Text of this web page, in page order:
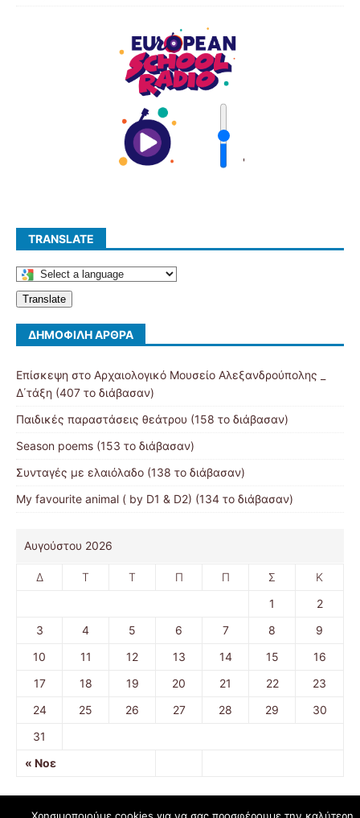
'
TRANSLATE
Translate
ΔΗΜΟΦΙΛΉ ΆΡΘΡΑ
Επίσκεψη στο Αρχαιολογικό Μουσείο Αλεξανδρούπολης _
Δ΄τάξη (407 το διάβασαν)
Παιδικές παραστάσεις θεάτρου (158 το διάβασαν)
Season poems (153 το διάβασαν)
Συνταγές με ελαιόλαδο (138 το διάβασαν)
My favourite animal ( by D1 & D2) (134 το διάβασαν)
Αυγούστου 2026
Δ Τ Τ Π Π Σ Κ
« Νοε
1
2
3
4 5 6 7 8
9
10
11 12 13 14 15
16
17
18 19 20 21 22
23
24
25 26 27 28 29
30
31